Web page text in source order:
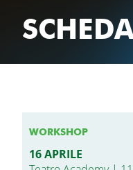
WORKSHOP
16 APRILE